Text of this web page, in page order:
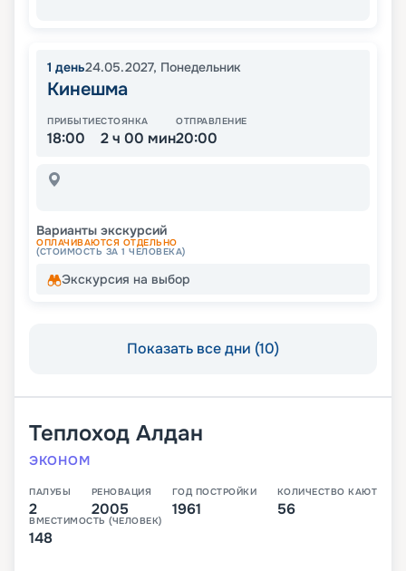
1 день24.05.2027, Понедельник
Кинешма
ПРИБЫТИЕ
18:00
СТОЯНКА
2 ч 00 мин
ОТПРАВЛЕНИЕ
20:00
Варианты экскурсий
ОПЛАЧИВАЮТСЯ ОТДЕЛЬНО
(СТОИМОСТЬ ЗА 1 ЧЕЛОВЕКА)
Экскурсия на выбор
Показать все дни (10)
Теплоход Алдан
ЭКОНОМ
ПАЛУБЫ
2
РЕНОВАЦИЯ
2005
ГОД ПОСТРОЙКИ
1961
КОЛИЧЕСТВО КАЮТ
56
ВМЕСТИМОСТЬ (ЧЕЛОВЕК)
148